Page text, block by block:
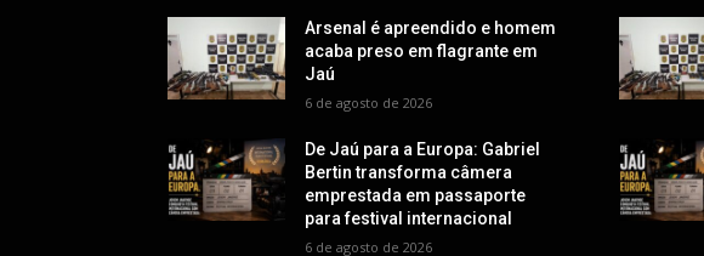
Arsenal é apreendido e homem
acaba preso em flagrante em
Jaú
6 de agosto de 2026
De Jaú para a Europa: Gabriel
Bertin transforma câmera
emprestada em passaporte
para festival internacional
6 de agosto de 2026